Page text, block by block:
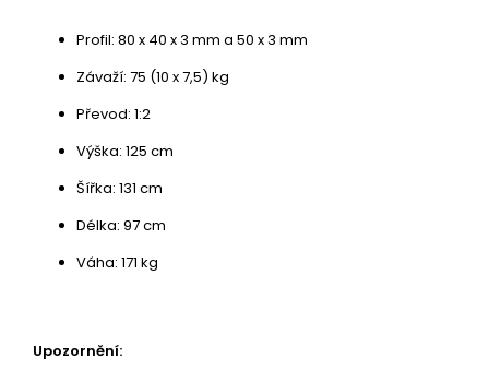
Profil: 80 x 40 x 3 mm a 50 x 3 mm
Závaží: 75 (10 x 7,5) kg
Převod: 1:2
Výška: 125 cm
Šířka: 131 cm
Délka: 97 cm
Váha: 171 kg
Upozornění: